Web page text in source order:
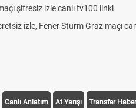
şifresiz izle canlı tv100 linki
izle, Fener Sturm Graz maçı
Canlı Anlatım At Yarışı Transfer